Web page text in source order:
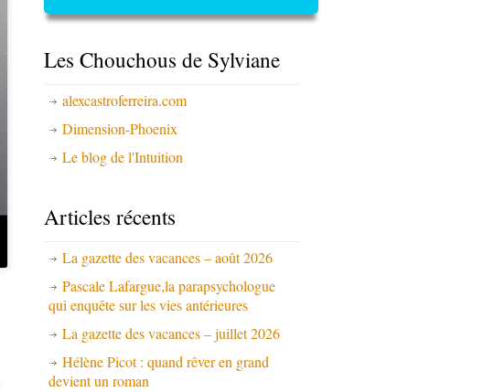
Les Chouchous de Sylviane
alexcastroferreira.com
Dimension-Phoenix
Le blog de l'Intuition
Articles récents
La gazette des vacances – août 2026
Pascale Lafargue,la parapsychologue
qui enquête sur les vies antérieures
La gazette des vacances – juillet 2026
Hélène Picot : quand rêver en grand
devient un roman